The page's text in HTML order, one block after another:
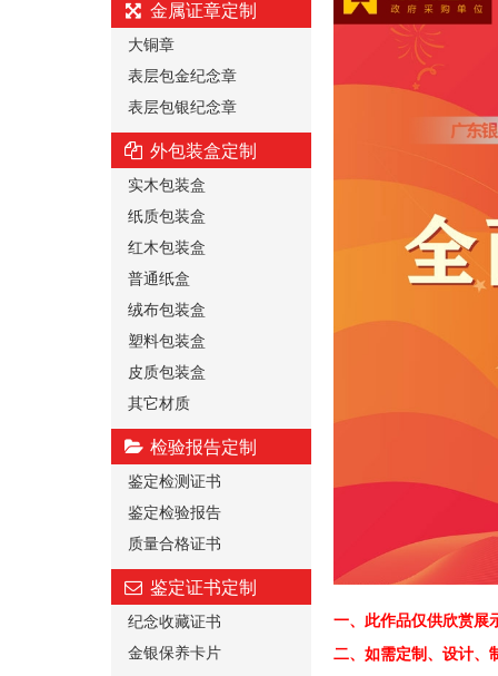
金属证章定制
大铜章
表层包金纪念章
表层包银纪念章
外包装盒定制
实木包装盒
纸质包装盒
红木包装盒
普通纸盒
绒布包装盒
塑料包装盒
皮质包装盒
其它材质
检验报告定制
鉴定检测证书
鉴定检验报告
质量合格证书
鉴定证书定制
纪念收藏证书
金银保养卡片
一、 此作品仅供欣赏展
二、 如需定制、设计、